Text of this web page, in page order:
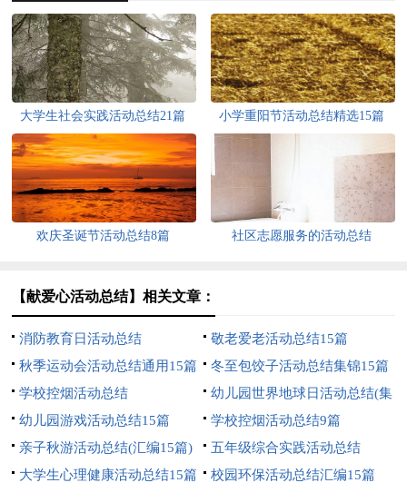
大学生社会实践活动总结21篇 小学重阳节活动总结精选15篇
欢庆圣诞节活动总结8篇 社区志愿服务的活动总结
【献爱心活动总结】相关文章：
消防教育日活动总结
敬老爱老活动总结15篇
秋季运动会活动总结通用15篇
冬至包饺子活动总结集锦15篇
学校控烟活动总结
幼儿园世界地球日活动总结(集
合12篇)
幼儿园游戏活动总结15篇
学校控烟活动总结9篇
亲子秋游活动总结(汇编15篇)
五年级综合实践活动总结
大学生心理健康活动总结15篇
校园环保活动总结汇编15篇